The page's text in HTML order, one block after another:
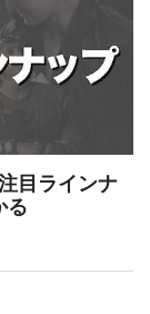
目ラインナ
る